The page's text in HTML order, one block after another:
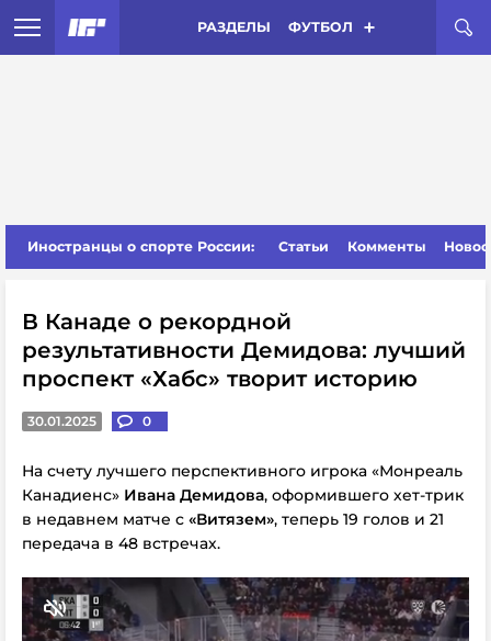
РАЗДЕЛЫ ФУТБОЛ
Иностранцы о спорте России: Статьи Комменты
В Канаде о рекордной
результативности Демидова: лучший
проспект «Хабс» творит историю
30.01.2025 0
На счету лучшего перспективного игрока «Монреаль
Канадиенс» Ивана Демидова, оформившего хет-трик
в недавнем матче с «Витязем», теперь 19 голов и 21
передача в 48 встречах.